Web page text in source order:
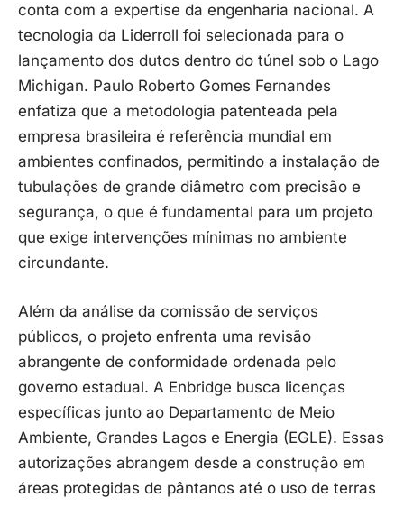
conta com a expertise da engenharia nacional. A
tecnologia da Liderroll foi selecionada para o
lançamento dos dutos dentro do túnel sob o Lago
Michigan. Paulo Roberto Gomes Fernandes
enfatiza que a metodologia patenteada pela
empresa brasileira é referência mundial em
ambientes confinados, permitindo a instalação de
tubulações de grande diâmetro com precisão e
segurança, o que é fundamental para um projeto
que exige intervenções mínimas no ambiente
circundante.
Além da análise da comissão de serviços
públicos, o projeto enfrenta uma revisão
abrangente de conformidade ordenada pelo
governo estadual. A Enbridge busca licenças
específicas junto ao Departamento de Meio
Ambiente, Grandes Lagos e Energia (EGLE). Essas
autorizações abrangem desde a construção em
áreas protegidas de pântanos até o uso de terras